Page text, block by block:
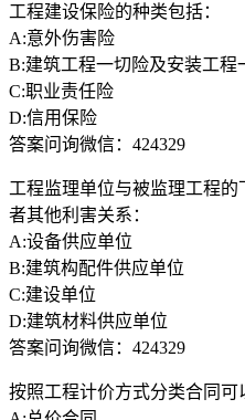
工程建设保险的种类包括：
A:意外伤害险
B:建筑工程一切险及安装工程
C:职业责任险
D:信用保险
答案问询微信：424329
工程监理单位与被监理工程
者其他利害关系：
A:设备供应单位
B:建筑构配件供应单位
C:建设单位
D:建筑材料供应单位
答案问询微信：424329
按照工程计价方式分类合同可